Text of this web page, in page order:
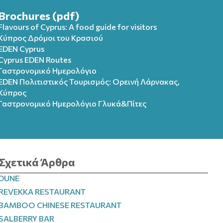
(pdf)
of Cyprus: A food guide for visitors
Δρόμοι του Κρασιού
Cyprus
EDEN Routes
Ημερολόγιο
Πολιτιστικός Τουρισμός: Ορεινή Λάρνακας,
Ημερολόγιo Γλυκά&Πίτες
Άρθρα
RESTAURANT
CHINESE RESTAURANT
BAR